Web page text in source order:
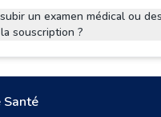
un examen médical ou
souscription ?
Santé